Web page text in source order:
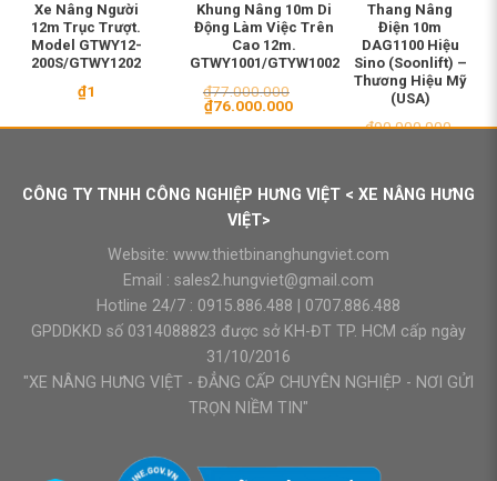
Xe Nâng Người
12m Trục Trượt.
Model GTWY12-
200S/GTWY1202
₫1
Khung Nâng 10m Di
Động Làm Việc Trên
Cao 12m.
GTWY1001/GTYW1002
₫77.000.000
Giá
gốc
là:
₫76.000.000Giá
tại
Thang Nâng
Điện 10m
DAG1100 Hiệu
Sino (Soonlift) –
Thương Hiệu Mỹ
(USA)
₫90.000.000
₫90.000.000.là:
CÔNG TY TNHH CÔNG NGHIỆP HƯNG VIỆT < XE NÂNG HƯNG
VIỆT>
Website: www.thietbinanghungviet.com
Email : sales2.hungviet@gmail.com
Hotline 24/7 : 0915.886.488
0707.886.488
GPDDKKD số 0314088823 được sở KH-ĐT TP. HCM cấp ngày
31/10/2016
"XE NÂNG HƯNG VIỆT - ĐẲNG CẤP CHUYÊN NGHIỆP - NƠI GỬI
TRỌN NIỀM TIN"